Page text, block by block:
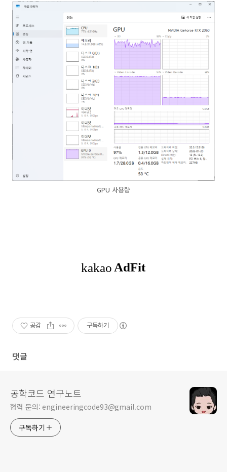
GPU 사용량
공감 구독하기
댓글
공학코드 연구노트
협력 문의: engineeringcode93@gmail.com
구독하기